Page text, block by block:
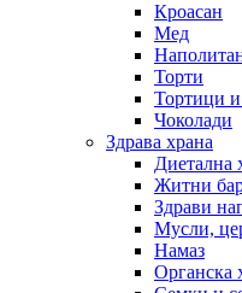
Кроасан
Мед
Торти
Тортици и
Чоколади
Здрава храна
Диетална
Житни
Здрави
Мусли,
Намаз
Органска